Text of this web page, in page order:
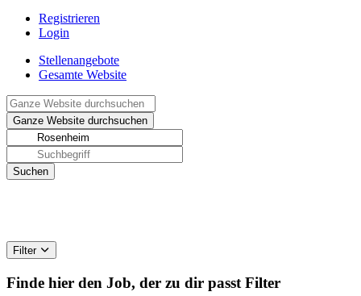
Registrieren
Login
Stellenangebote
Gesamte Website
Filter
Finde hier den Job, der zu dir passt Filter